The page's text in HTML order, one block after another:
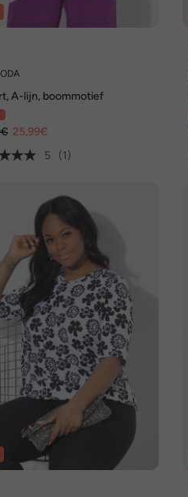
A-lijn, boommotief
25,99€
5
(1)